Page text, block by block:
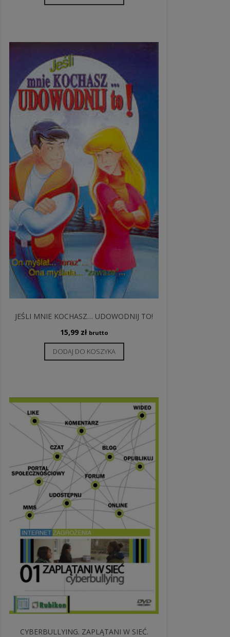
JEŚLI MNIE KOCHASZ… UDOWODNIJ TO!
15,99 zł brutto
DODAJ DO KOSZYKA
CYBERBULLYING. ZAPLĄTANI W SIEĆ.